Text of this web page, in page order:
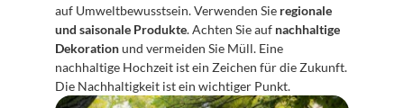
auf Umweltbewusstsein. Verwenden Sie regionale
und saisonale Produkte. Achten Sie auf nachhaltige
Dekoration und vermeiden Sie Müll. Eine
nachhaltige Hochzeit ist ein Zeichen für die Zukunft.
Die Nachhaltigkeit ist ein wichtiger Punkt.